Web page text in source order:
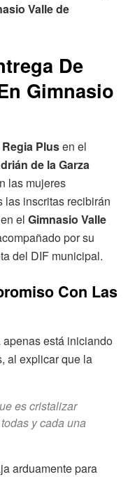
Valle de
De
Gimnasio
Plusen el
de la Garza
las mujeres
las inscritas recibirán
el Gimnasio Valle
por su
del DIF municipal.
Con Las
está iniciando
al explicar que la
es cristalizar
y cada una
arduamente para